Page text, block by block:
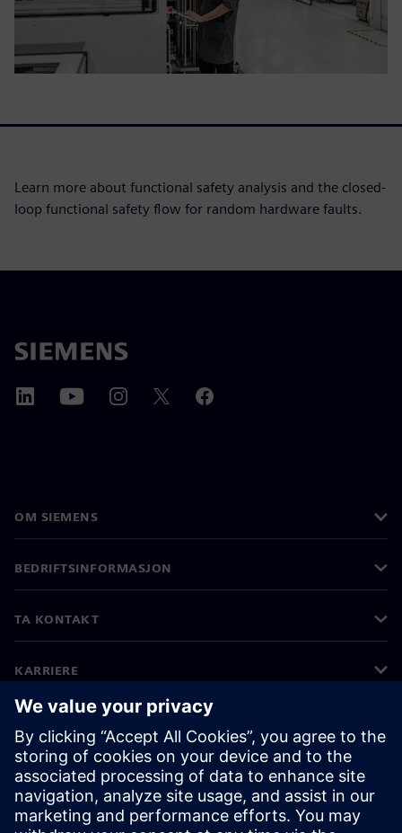
Learn more about functional safety analysis and the closed-
loop functional safety flow for random hardware faults.
OM SIEMENS
BEDRIFTSINFORMASJON
TA KONTAKT
KARRIERE
©Siemens 2026
Bedriftsinformasjon
Personvernerklæring